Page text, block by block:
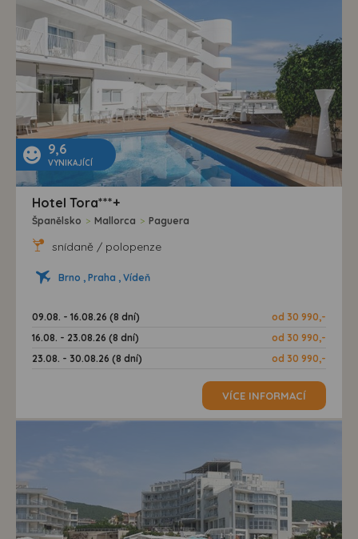
9,6
VYNIKAJÍCÍ
Hotel Tora***+
Španělsko > Mallorca > Paguera
snídaně / polopenze
Brno , Praha , Vídeň
09.08. - 16.08.26 (8 dní)
od 30 990,-
16.08. - 23.08.26 (8 dní)
od 30 990,-
23.08. - 30.08.26 (8 dní)
od 30 990,-
VÍCE INFORMACÍ